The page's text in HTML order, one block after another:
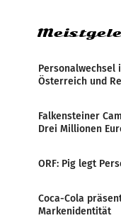
Personalwechsel
Österreich und
Falkensteiner
Drei Millionen
ORF: Pig legt
Coca-Cola
Markenidentität